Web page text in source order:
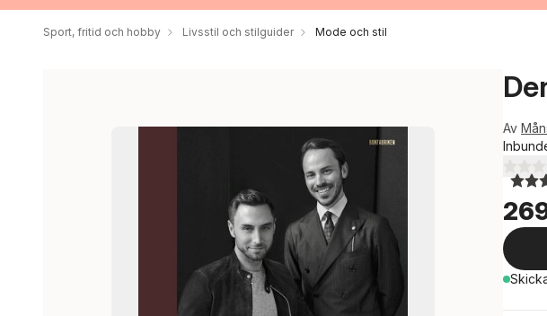
Sport, fritid och hobby Livsstil och stilguider Mode och stil
Av
4,7